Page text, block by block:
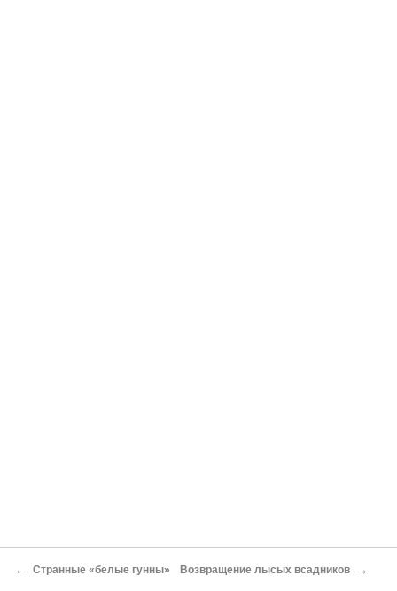
← Странные «белые гунны» Возвращение лысых всадников →